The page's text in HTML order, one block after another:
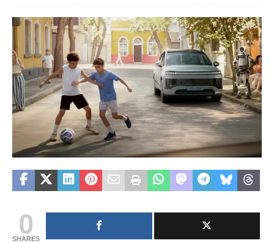
0
SHARES